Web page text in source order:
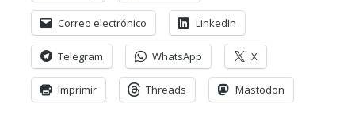
Correo electrónico LinkedIn
Telegram WhatsApp X
Imprimir Threads Mastodon